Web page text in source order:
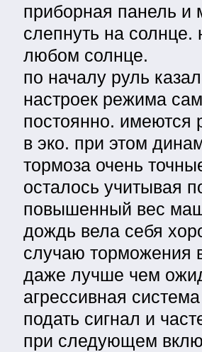
приборная панель и
слепнуть на солнце.
любом солнце.
по началу руль
настроек режима
постоянно. имеются
в эко. при этом
тормоза очень
осталось учитывая
повышенный вес
дождь вела себя
случаю торможения
даже лучше чем
агрессивная
подать сигнал и
при следующем